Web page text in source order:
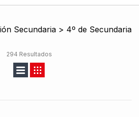
Secundaria > 4º de Secundaria
294 Resultados